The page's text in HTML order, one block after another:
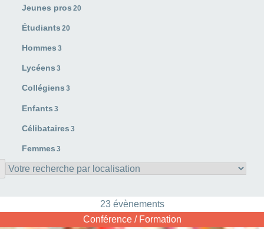
Jeunes pros 20
Étudiants 20
Hommes 3
Lycéens 3
Collégiens 3
Enfants 3
Célibataires 3
Femmes 3
23 évènements
Conférence / Formation